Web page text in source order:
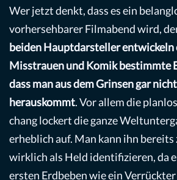
Wer jetzt denkt, dass es ein
vorhersehbarer Filmabend wird,
beiden Hauptdarsteller entwickeln
Misstrauen und Komik bestimmte
dass man aus dem Grinsen gar
herauskommt. Vor allem die
chang lockert die ganze
erheblich auf. Man kann ihn bereits
wirklich als Held identifizieren, da
ersten Erdbeben wie ein